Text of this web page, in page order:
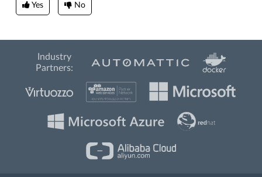
Yes No
Industry
Partners: